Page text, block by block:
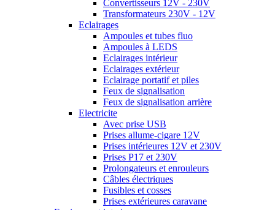
Convertisseurs 12V - 230V
Transformateurs 230V - 12V
Eclairages
Ampoules et tubes fluo
Ampoules à LEDS
Eclairages intérieur
Eclairages extérieur
Eclairage portatif et piles
Feux de signalisation
Feux de signalisation arrière
Electricite
Avec prise USB
Prises allume-cigare 12V
Prises intérieures 12V et 230V
Prises P17 et 230V
Prolongateurs et enrouleurs
Câbles électriques
Fusibles et cosses
Prises extérieures caravane